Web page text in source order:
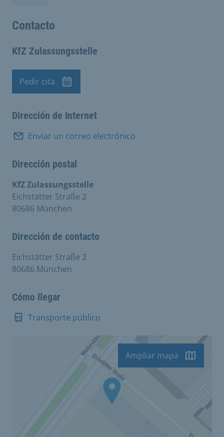
Contacto
KfZ Zulassungsstelle
Cita previa
Pedir cita
Dirección de Internet
Enviar un correo electrónico
Dirección postal
KfZ Zulassungsstelle
Eichstätter Straße 2
80686 München
Dirección de contacto
Eichstätter Straße 2
80686 München
Cómo llegar
Transporte público
Ampliar mapa